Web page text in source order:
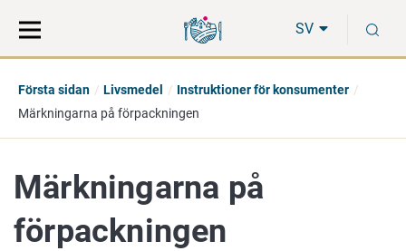
direkt
till
på
hela
SV
Första sidan Livsmedel
Instruktioner för konsumenter
Märkningarna på förpackningen
Märkningarna på
förpackningen